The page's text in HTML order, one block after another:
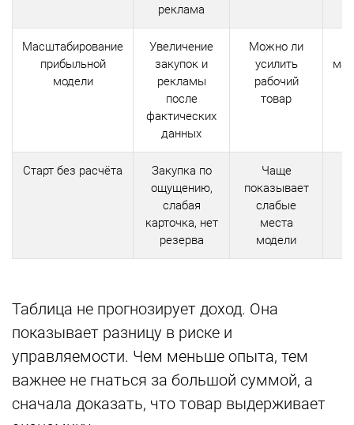
реклама
Масштабирование
прибыльной
модели
Увеличение
закупок и
рекламы
после
фактических
данных
Можно ли
усилить
рабочий
товар
Старт без расчёта
Закупка по
ощущению,
слабая
карточка, нет
резерва
Чаще
показывает
слабые
места
модели
Таблица не прогнозирует доход. Она
показывает разницу в риске и
управляемости. Чем меньше опыта, тем
важнее не гнаться за большой суммой, а
сначала доказать, что товар выдерживает